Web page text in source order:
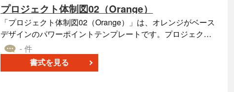
プロジェクト体制図02（Orange）
「プロジェクト体制図02（Orange）」は、オレンジがベース
デザインのパワーポイントテンプレートです。プロジェクト
の役割分担やリーダーシップを明確に示す体制図に、詳細な
説明や役職ごとの責任範囲も網羅しています。新規プロジェ
クトのキックオフ時やチームのブリーフィングの際に活用し
- 件
書式を見る